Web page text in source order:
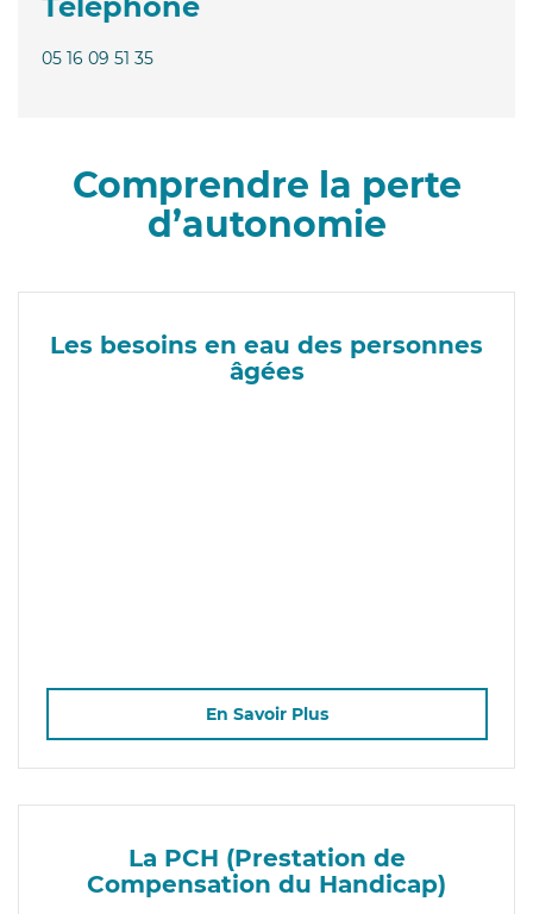
05 16 09 51 35
Comprendre la perte
d’autonomie
Les besoins en eau des personnes
âgées
En Savoir Plus
La PCH (Prestation de
Compensation du Handicap)